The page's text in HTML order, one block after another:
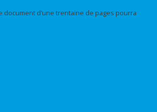
document d’une trentaine de pages pourra